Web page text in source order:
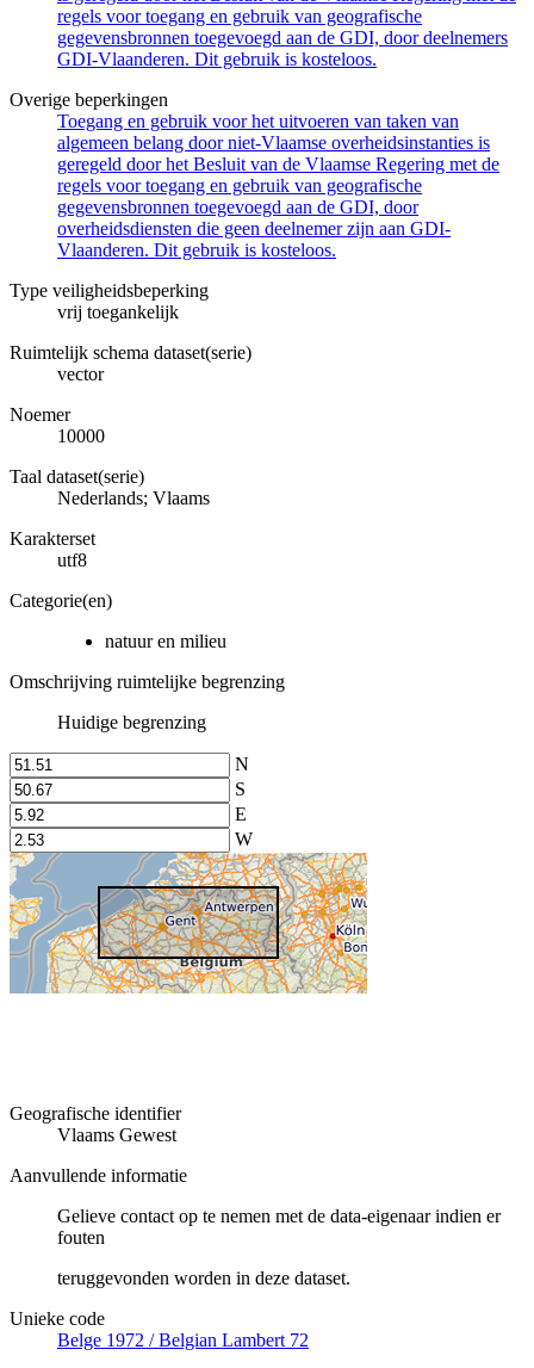
regels voor toegang en gebruik van geografische
gegevensbronnen toegevoegd aan de GDI, door deelnemers
GDI-Vlaanderen. Dit gebruik is kosteloos.
Overige beperkingen
Toegang en gebruik voor het uitvoeren van taken van
algemeen belang door niet-Vlaamse overheidsinstanties is
geregeld door het Besluit van de Vlaamse Regering met de
regels voor toegang en gebruik van geografische
gegevensbronnen toegevoegd aan de GDI, door
overheidsdiensten die geen deelnemer zijn aan GDI-
Vlaanderen. Dit gebruik is kosteloos.
Type veiligheidsbeperking
vrij toegankelijk
Ruimtelijk schema dataset(serie)
vector
Noemer
10000
Taal dataset(serie)
Nederlands; Vlaams
Karakterset
utf8
Categorie(en)
natuur en milieu
Omschrijving ruimtelijke begrenzing
Huidige begrenzing
N
S
E
W
Geografische identifier
Vlaams Gewest
Aanvullende informatie
Gelieve contact op te nemen met de data-eigenaar indien er
fouten
teruggevonden worden in deze dataset.
Unieke code
Belge 1972 / Belgian Lambert 72